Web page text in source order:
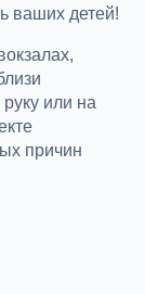
ваших детей!
или на
причин